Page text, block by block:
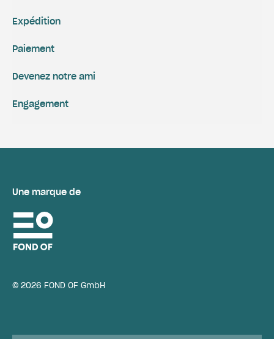
Expédition
Paiement
Engagement
Devenez notre ami
Une marque de
© 2026 FOND OF GmbH